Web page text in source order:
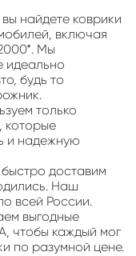
найдете коврики
включая
Мы
идеально
будь то
только
которые
и надежную
доставим
Наш
всей России.
выгодные
чтобы каждый мог
по разумной цене.